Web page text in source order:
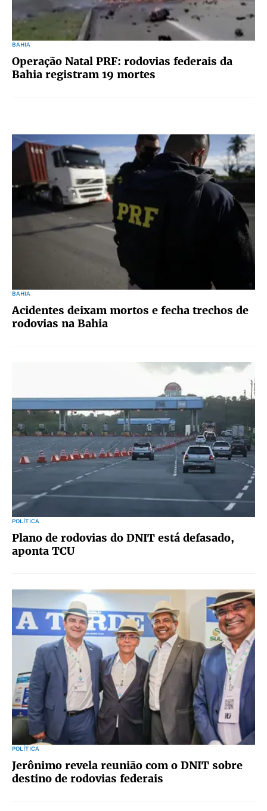
BAHIA
Operação Natal PRF: rodovias federais da
Bahia registram 19 mortes
BAHIA
Acidentes deixam mortos e fecha trechos de
rodovias na Bahia
POLÍTICA
Plano de rodovias do DNIT está defasado,
aponta TCU
POLÍTICA
Jerônimo revela reunião com o DNIT sobre
destino de rodovias federais